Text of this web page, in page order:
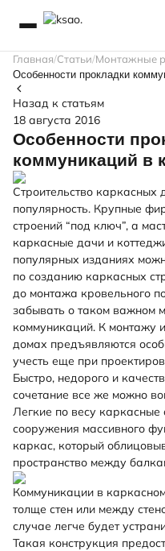
Главная Статьи Монтажные
Особенности прокладки
Назад к статьям
18 августа 2016
Особенности
коммуникаций в
Строительство каркасных
популярность. Крупные
строений “под ключ”, а
каркасные дачи и
популярных изданиях
по созданию каркасных
до монтажа кровельного
забывать о таком важном
коммуникаций. К монтажу
домах предъявляются
учесть еще при
Быстро, недорого и
сочетание все же можно
Легкие по весу каркасные
сооружения массивного
каркас, который
пространство между
Коммуникации в
толще стен или между
случае легче будет
Такая конструкция